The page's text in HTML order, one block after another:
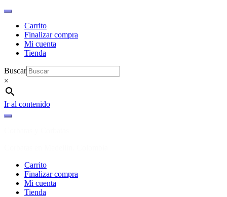
Carrito
Finalizar compra
Mi cuenta
Tienda
Buscar
×
Ir al contenido
Carrito
Finalizar compra
Mi cuenta
Tienda